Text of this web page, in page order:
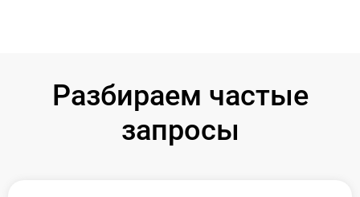
Разбираем частые
запросы